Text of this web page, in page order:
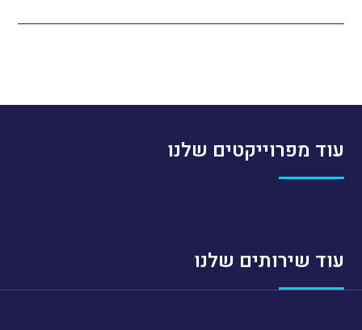
עוד מפרוייקטים שלנו
עוד שירותים שלנו